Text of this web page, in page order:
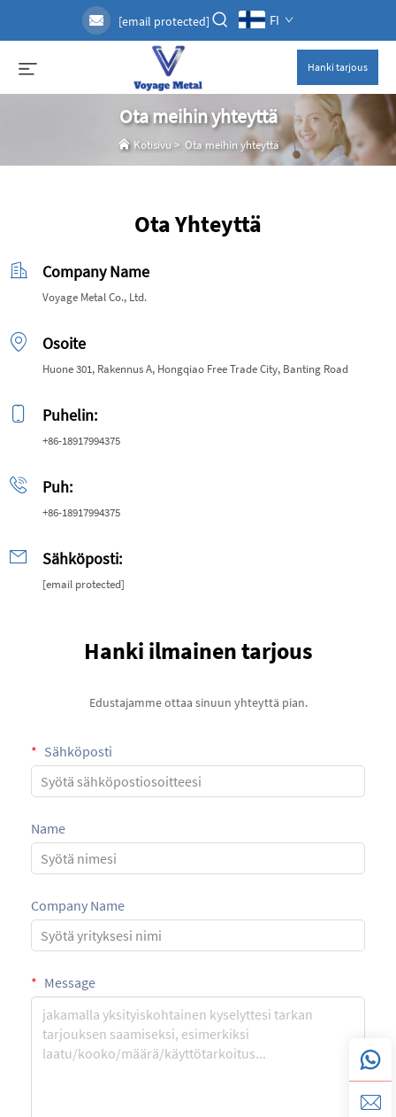
[email protected] FI
Hanki tarjous
Ota meihin yhteyttä
Kotisivu> Ota meihin yhteyttä
Ota Yhteyttä
Company Name
Voyage Metal Co., Ltd.
Osoite
Huone 301, Rakennus A, Hongqiao Free Trade City, Banting Road
Puhelin:
+86-18917994375
Puh:
+86-18917994375
Sähköposti:
[email protected]
Hanki ilmainen tarjous
Edustajamme ottaa sinuun yhteyttä pian.
Sähköposti
Name
Company Name
Message